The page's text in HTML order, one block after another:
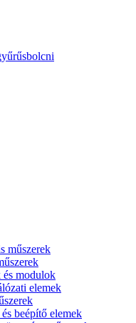
műszerek
modulok
elemek
beépítő elemek